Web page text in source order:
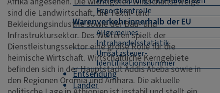
Exportkontrolle
Warenverkehr innerhalb der EU
Allgemeines
Intrahandelsstatistik
Umsatzsteuer-
Identifikationsnummer
Entsendung
Länder
sind die Landwirtschaft, die Textil- und
Bekleidungsindustrie sowie der Bau- und
Infrastruktursektor. Des Weiteren spielt der
Dienstleistungssektor eine große Rolle für die
heimische Wirtschaft. Wirtschaftliche Kerngebiete
befinden sich in der Hauptstadt Addis Abeba sowie in
den Regionen Oromia und Amhara. Die aktuelle